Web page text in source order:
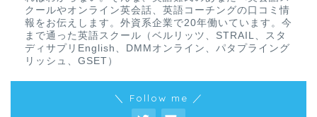
クールやオンライン英会話、英語コーチングの口コミ情
報をお伝えします。外資系企業で20年働いています。今
まで通った英語スクール（ベルリッツ、STRAIL、スタ
ディサプリEnglish、DMMオンライン、パタプライング
リッシュ、GSET）
＼ Follow me ／